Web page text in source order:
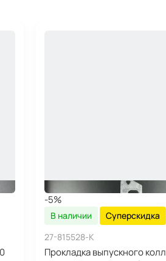
-5%
В наличии
Суперскидка
27-815528-K
Прокладка выпускного